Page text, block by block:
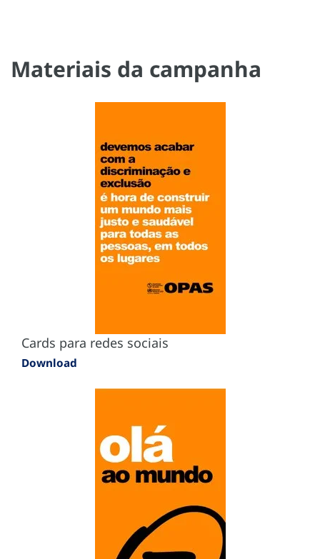
Materiais da campanha
Cards para redes sociais
Download